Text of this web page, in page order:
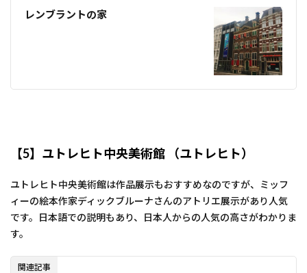
レンブラントの家
【5】ユトレヒト中央美術館 （ユトレヒト）
ユトレヒト中央美術館は作品展示もおすすめなのですが、ミッフ
ィーの絵本作家ディックブルーナさんのアトリエ展示があり人気
です。日本語での説明もあり、日本人からの人気の高さがわかりま
す。
関連記事